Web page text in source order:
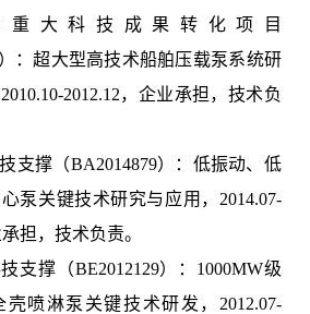
重大科技成果转化项目
）：超大型高技术船舶压载泵系统研
2012.12，企业承担，技术负
支撑（BA2014879）：低振动、低
泵关键技术研究与应用，2014.07-
担，技术负责。
支撑（BE2012129）：1000MW级
喷淋泵关键技术研发，2012.07-